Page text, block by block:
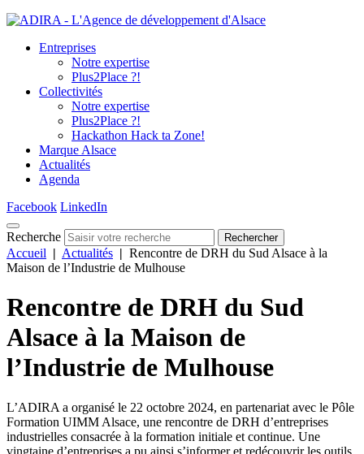
Entreprises
Notre expertise
Plus2Place ?!
Collectivités
Notre expertise
Plus2Place ?!
Hackathon Hack ta Zone!
Marque Alsace
Actualités
Agenda
Facebook LinkedIn
Recherche Rechercher
Accueil | Actualités | Rencontre de DRH du Sud Alsace à la
Maison de l’Industrie de Mulhouse
Rencontre de DRH du Sud
Alsace à la Maison de
l’Industrie de Mulhouse
L’ADIRA a organisé le 22 octobre 2024, en partenariat avec le Pôle
Formation UIMM Alsace, une rencontre de DRH d’entreprises
industrielles consacrée à la formation initiale et continue. Une
vingtaine d’entreprises a pu ainsi s’informer et redécouvrir les outils